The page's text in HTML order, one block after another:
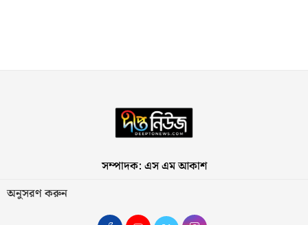
সম্পাদক: এস এম আকাশ
অনুসরণ করুন